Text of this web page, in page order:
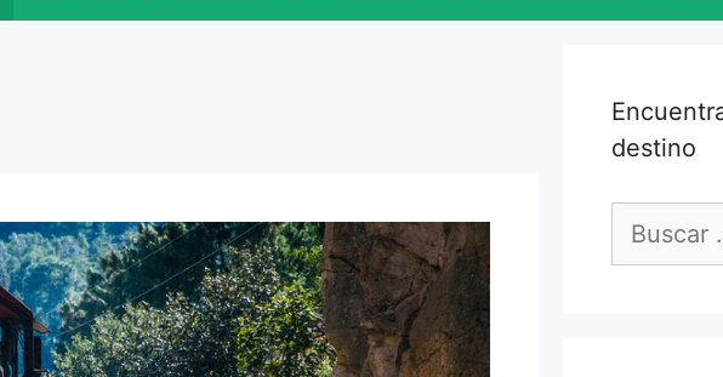
destino